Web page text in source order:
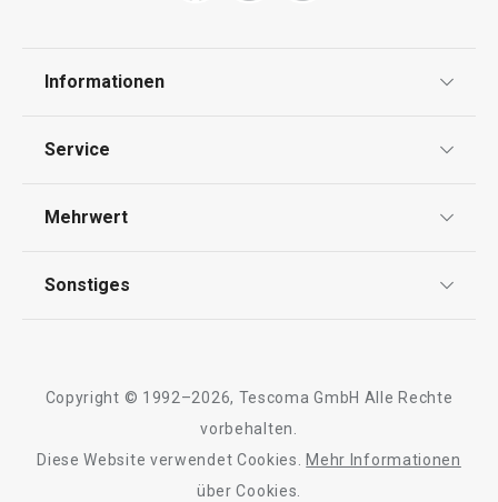
Informationen
Impressum
Service
Kontaktformular
Mehrwert
Qualität
Sonstiges
Barrierefreiheit
Copyright © 1992–2026, Tescoma GmbH Alle Rechte
vorbehalten.
Diese Website verwendet Cookies.
Mehr Informationen
über Cookies.